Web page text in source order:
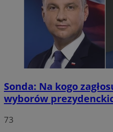
Sonda: Na kogo
wyborów
73